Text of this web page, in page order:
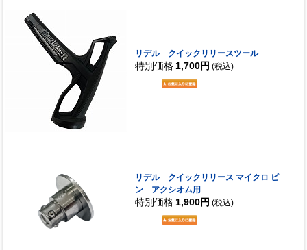
リデル クイックリリースツール
特別価格 1,700円 (税込)
リデル クイックリリース マイクロ ピ
ン アクシオム用
特別価格 1,900円 (税込)